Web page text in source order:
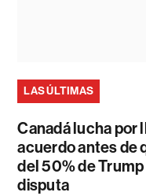
LAS ÚLTIMAS
Canadá lucha por
acuerdo antes de
del 50% de
disputa